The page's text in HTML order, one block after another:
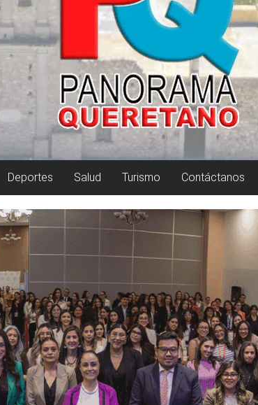
Deportes Salud Turismo Contáctanos